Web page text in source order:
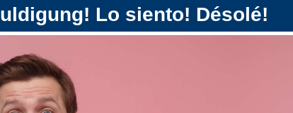
Lo siento! Désolé!